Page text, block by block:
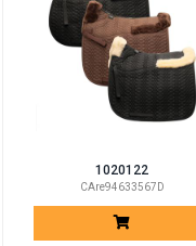
1020122
CAre94633567D